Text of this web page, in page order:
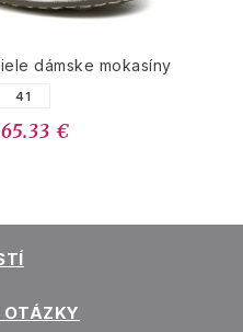
dámske mokasíny
41
65.33 €
OTÁZKY